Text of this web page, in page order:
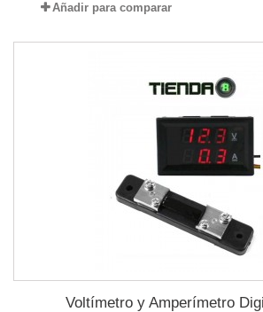
Añadir para comparar
Voltímetro y Amperímetro